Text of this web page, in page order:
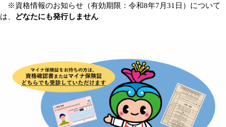
※資格情報のお知らせ（有効期限：令和8年7月31日）について
は、
どなたにも発行しません